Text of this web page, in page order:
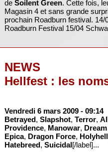
de Soilent Green. Cette fois,
Magasin 4 et sans grande
prochain Roadburn festival. 14/
Roadburn Festival 15/04
NEWS
Hellfest : les
Vendredi 6 mars 2009 - 09:14
Betrayed, Slapshot, Terror,
Providence, Manowar,
Epica, Dragon Force, Holyhell
Hatebreed, Suicidal[/label]...